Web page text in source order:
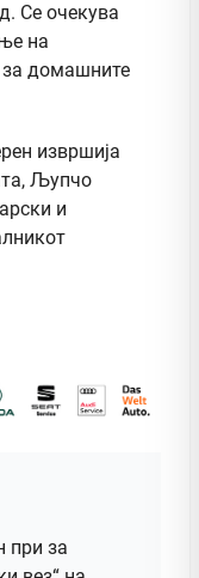
Се очекува
на
за домашните
извршија
Љупчо
и